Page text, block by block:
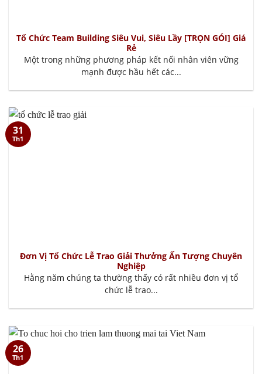
Tổ Chức Team Building Siêu Vui, Siêu Lầy [TRỌN GÓI] Giá
Rẻ
Một trong những phương pháp kết nối nhân viên vững
mạnh được hầu hết các...
Đơn Vị Tổ Chức Lễ Trao Giải Thưởng Ấn Tượng Chuyên
Nghiệp
Hằng năm chúng ta thường thấy có rất nhiều đơn vị tổ
chức lễ trao...
31
Th1
26
Th1